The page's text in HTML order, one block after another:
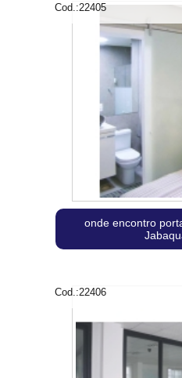
Cod.:22405
onde encontro
Cod.:22406